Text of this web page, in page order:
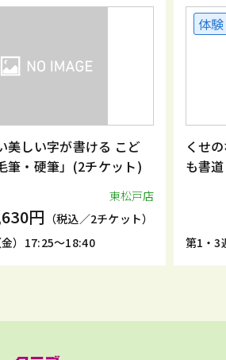
美しい字が書ける こど
筆・硬筆」(2チケット)
東松戸店
円 （税込／2チケット）
）17:25～18:40
体験
くせ
も書
第1・3